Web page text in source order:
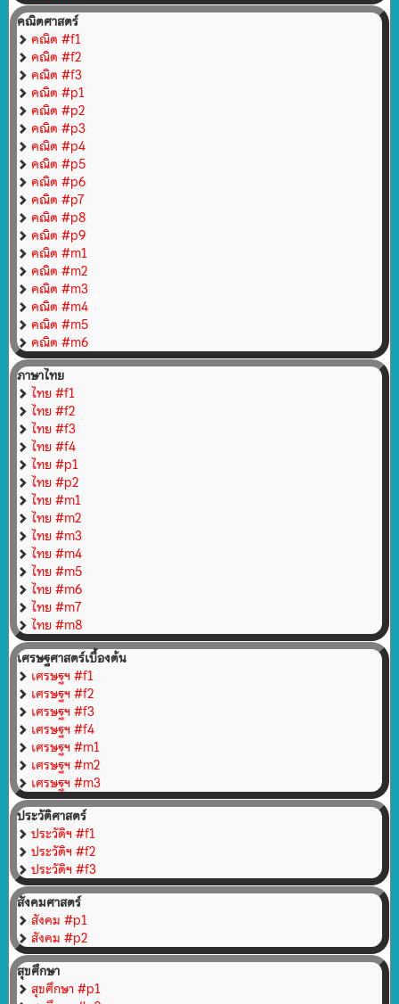
คณิตศาสตร์
คณิต #f1
คณิต #f2
คณิต #f3
คณิต #p1
คณิต #p2
คณิต #p3
คณิต #p4
คณิต #p5
คณิต #p6
คณิต #p7
คณิต #p8
คณิต #p9
คณิต #m1
คณิต #m2
คณิต #m3
คณิต #m4
คณิต #m5
คณิต #m6
ภาษาไทย
ไทย #f1
ไทย #f2
ไทย #f3
ไทย #f4
ไทย #p1
ไทย #p2
ไทย #m1
ไทย #m2
ไทย #m3
ไทย #m4
ไทย #m5
ไทย #m6
ไทย #m7
ไทย #m8
เศรษฐศาสตร์เบื้องต้น
เศรษฐฯ #f1
เศรษฐฯ #f2
เศรษฐฯ #f3
เศรษฐฯ #f4
เศรษฐฯ #m1
เศรษฐฯ #m2
เศรษฐฯ #m3
ประวัติศาสตร์
ประวัติฯ #f1
ประวัติฯ #f2
ประวัติฯ #f3
สังคมศาสตร์
สังคม #p1
สังคม #p2
สุขศึกษา
สุขศึกษา #p1